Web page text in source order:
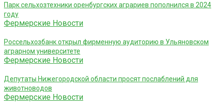
Парк сельхозтехники оренбургских аграриев пополнился в 2024
году
Фермерские Новости
Россельхозбанк открыл фирменную аудиторию в Ульяновском
аграрном университете
Фермерские Новости
Депутаты Нижегородской области просят послаблений для
животноводов
Фермерские Новости